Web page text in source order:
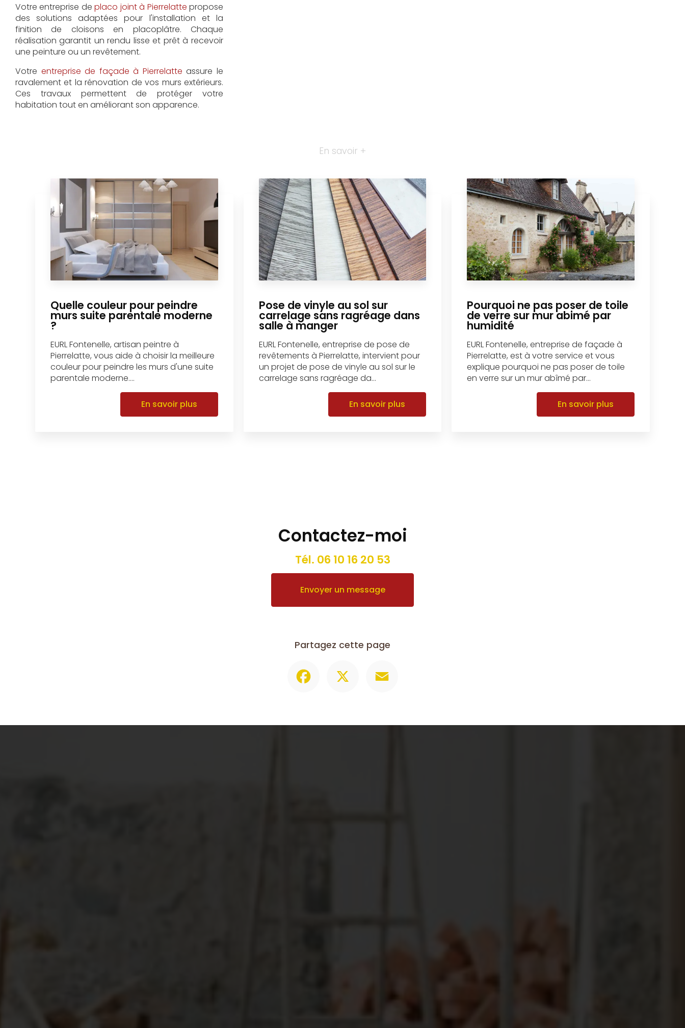
Votre entreprise deplaco joint à Pierrelatte propose
des solutions adaptées pour l'installation et la
finition de cloisons en placoplâtre. Chaque
réalisation garantit un rendu lisse et prêt à recevoir
une peinture ou un revêtement.
Votre entreprise de façade à Pierrelatte assure le
ravalement et la rénovation de vos murs extérieurs.
Ces travaux permettent de protéger votre
habitation tout en améliorant son apparence.
En savoir +
Quelle couleur pour peindre
murs suite parentale moderne
?
EURL Fontenelle, artisan peintre à
Pierrelatte, vous aide à choisir la meilleure
couleur pour peindre les murs d'une suite
parentale moderne....
En savoir plus
Pose de vinyle au sol sur
carrelage sans ragréage dans
salle à manger
EURL Fontenelle, entreprise de pose de
revêtements à Pierrelatte, intervient pour
un projet de pose de vinyle au sol sur le
carrelage sans ragréage da...
En savoir plus
Pourquoi ne pas poser de toile
de verre sur mur abimé par
humidité
EURL Fontenelle, entreprise de façade à
Pierrelatte, est à votre service et vous
explique pourquoi ne pas poser de toile
en verre sur un mur abîmé par...
En savoir plus
Contactez-moi
Tél. 06 10 16 20 53
Envoyer un message
Partagez cette page